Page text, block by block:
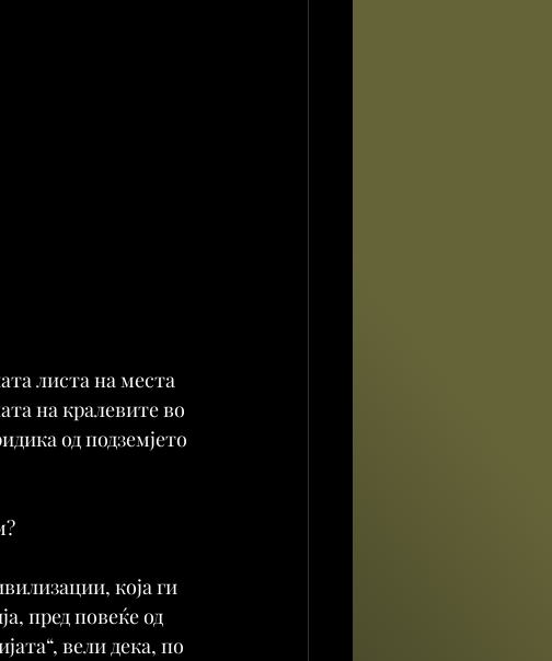
листа на места
на кралевите во
од подземјето
која ги
пред повеќе од
вели дека, по